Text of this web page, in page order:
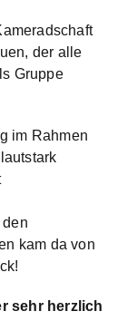
der alle
Gruppe
im Rahmen
kam da von
sehrherzlich